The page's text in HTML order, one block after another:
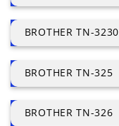
BROTHER TN-3230
BROTHER TN-325
BROTHER TN-326